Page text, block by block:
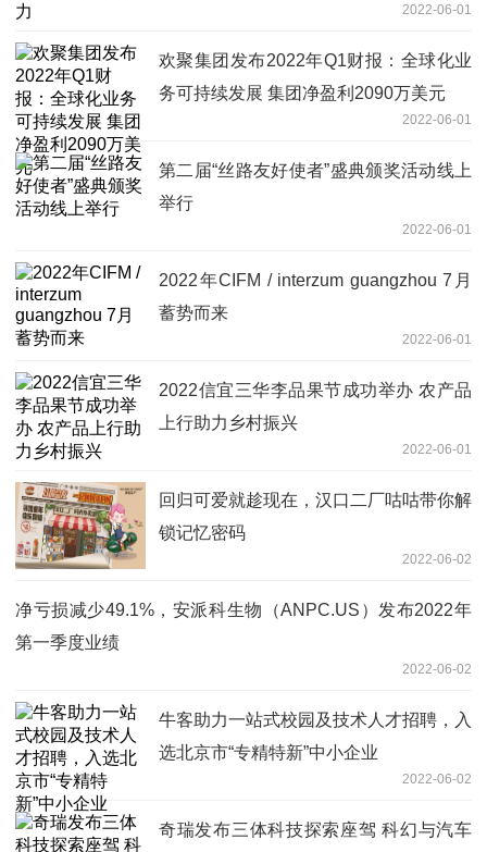
2022-06-01
欢聚集团发布2022年Q1财报：全球化业
务可持续发展 集团净盈利2090万美元
2022-06-01
第二届“丝路友好使者”盛典颁奖活动线上
举行
2022-06-01
2022年CIFM / interzum guangzhou 7月
蓄势而来
2022-06-01
2022信宜三华李品果节成功举办 农产品
上行助力乡村振兴
2022-06-01
回归可爱就趁现在，汉口二厂咕咕带你解
锁记忆密码
2022-06-02
净亏损减少49.1%，安派科生物（ANPC.US）发布2022年
第一季度业绩
2022-06-02
牛客助力一站式校园及技术人才招聘，入
选北京市“专精特新”中小企业
2022-06-02
奇瑞发布三体科技探索座驾 科幻与汽车